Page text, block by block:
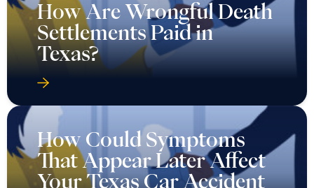
How Are Wrongful Death
Settlements Paid in
Texas?
How Could Symptoms
That Appear Later Affect
Your Texas Car Accident